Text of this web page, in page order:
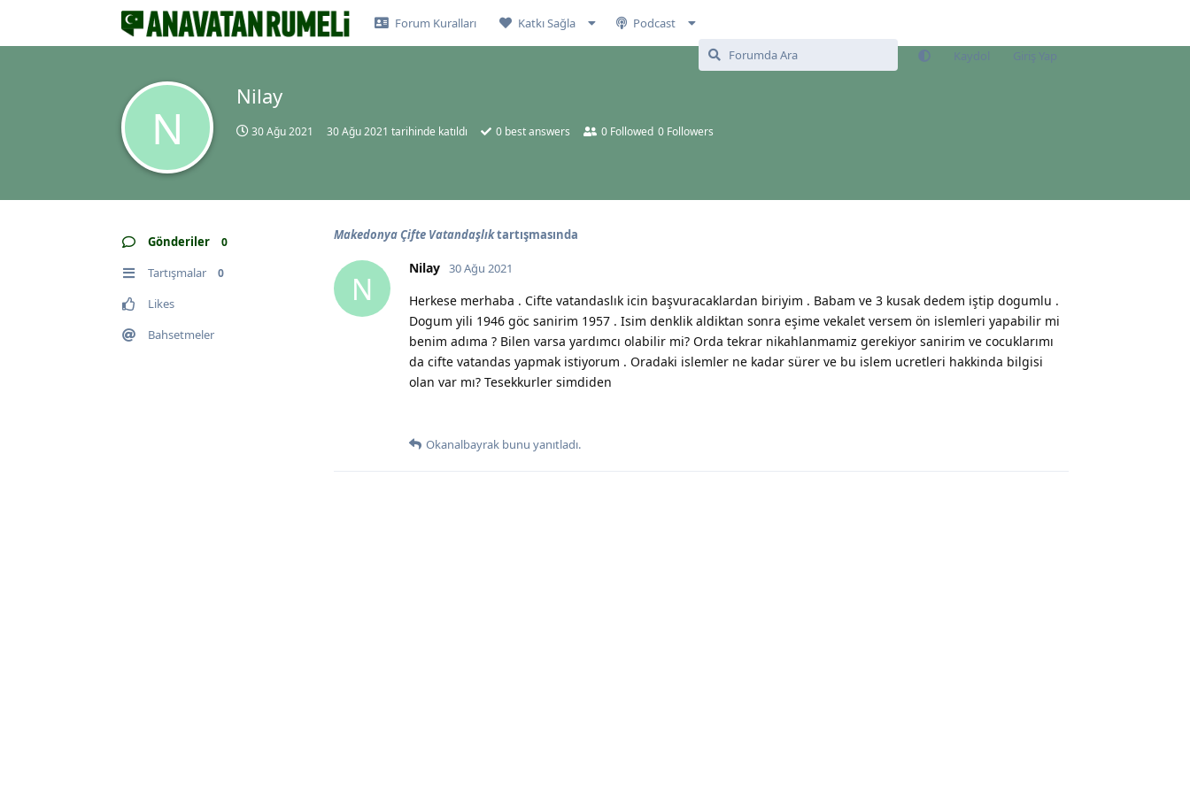
Forum Kuralları Katkı Sağla Podcast
Kaydol Giriş Yap
N
Nilay
30 Ağu 2021 30 Ağu 2021 tarihinde katıldı 0 best answers 0 Followed 0 Followers
Gönderiler 0
Tartışmalar 0
Likes
Bahsetmeler
Makedonya Çifte Vatandaşlıktartışmasında
N
Nilay 30 Ağu 2021
Herkese merhaba . Cifte vatandaslık icin başvuracaklardan biriyim . Babam ve 3 kusak dedem iştip dogumlu .
Dogum yili 1946 göc sanirim 1957 . Isim denklik aldiktan sonra eşime vekalet versem ön islemleri yapabilir mi
benim adıma ? Bilen varsa yardımcı olabilir mi? Orda tekrar nikahlanmamiz gerekiyor sanirim ve cocuklarımı
da cifte vatandas yapmak istiyorum . Oradaki islemler ne kadar sürer ve bu islem ucretleri hakkinda bilgisi
olan var mı? Tesekkurler simdiden
Okanalbayrak bunu yanıtladı.